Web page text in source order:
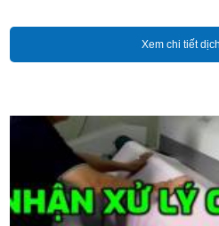
Xem chi tiết